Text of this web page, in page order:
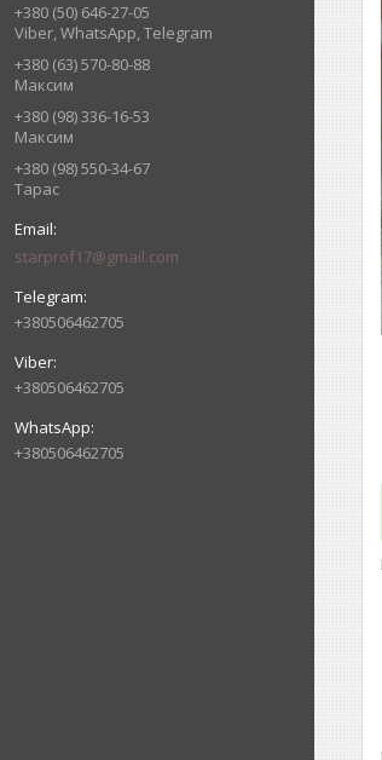
+380 (50) 646-27-05
Viber, WhatsApp, Telegram
+380 (63) 570-80-88
Максим
+380 (98) 336-16-53
Максим
+380 (98) 550-34-67
Тарас
starprof17@gmail.com
+380506462705
+380506462705
+380506462705